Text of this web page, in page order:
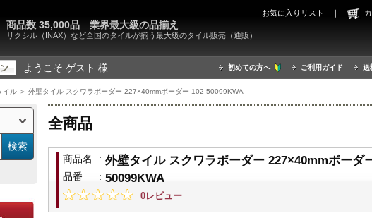
リクシル（INAX）など全国のタイルが揃う最大級のタイル販売（通販）
商品数 35,000品 業界最大級の品揃え
ようこそ ゲスト 様 初めての方へ ご利用ガイド 送
お気に入りリスト ｜
イル ＞ 外壁タイル スクワラボーダー 227×40mmボーダー 102 50099KWA
全商品
商品名 : 外壁タイル スクワラボーダー 227×40mmボーダ
品番 : 50099KWA
0レビュー